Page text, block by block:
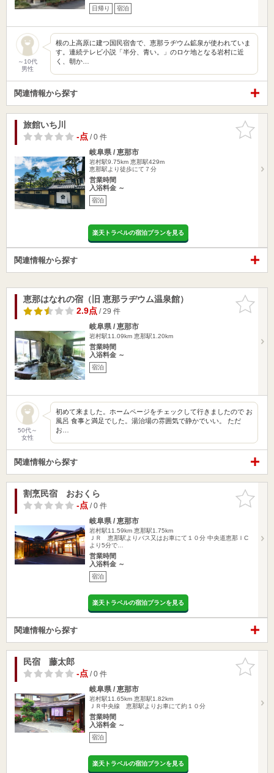
日帰り 宿泊
～10代
男性
根の上高原に建つ国民宿舎で、恵那ラヂウム鉱泉が使われていま
す。連続テレビ小説「半分、青い。」のロケ地となる岩村に近
く、朝か…
関連情報から探す
お気に入
りに追加
旅館いち川
-点/ 0 件
岐阜県 / 恵那市
岩村駅9.75km 恵那駅429m
恵那駅より徒歩にて７分
営業時間
入浴料金 ～
宿泊
楽天トラベルの宿泊プランを見る
関連情報から探す
お気に入
りに追加
恵那はなれの宿（旧 恵那ラヂウム温泉館）
2.9点/ 29 件
岐阜県 / 恵那市
岩村駅11.09km 恵那駅1.20km
営業時間
入浴料金 ～
宿泊
50代～
女性
初めて来ました。ホームページをチェックして行きましたので お
風呂 食事と満足でした。湯治場の雰囲気で静かでいい。 ただ
お…
関連情報から探す
お気に入
りに追加
割烹民宿 おおくら
-点/ 0 件
岐阜県 / 恵那市
岩村駅11.59km 恵那駅1.75km
ＪＲ 恵那駅よりバス又はお車にて１０分 中央道恵那ＩC
より5分で…
営業時間
入浴料金 ～
宿泊
楽天トラベルの宿泊プランを見る
関連情報から探す
お気に入
りに追加
民宿 藤太郎
-点/ 0 件
岐阜県 / 恵那市
岩村駅11.65km 恵那駅1.82km
ＪＲ中央線 恵那駅よりお車にて約１０分
営業時間
入浴料金 ～
宿泊
楽天トラベルの宿泊プランを見る